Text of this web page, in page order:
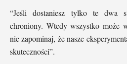
“Jeśli dostaniesz tylko te dwa
chroniony. Wtedy wszystko może
nie zapominaj, że nasze
skuteczności”.